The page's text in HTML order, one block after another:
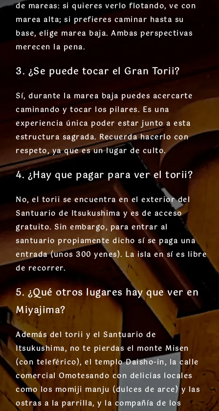
de mareas: si quieres verlo flotando, ve con
marea alta; si prefieres caminar hasta su
base, elige marea baja. Ambas perspectivas
merecen la pena.
3. ¿Se puede tocar el Gran Torii?
Sí, durante la marea baja puedes acercarte
caminando y tocar los pilares. Es una
experiencia única poder estar junto a esta
estructura sagrada. Recuerda hacerlo con
respeto, ya que es un lugar de culto.
4. ¿Hay que pagar para ver el torii?
No, el torii se encuentra en el exterior del
Santuario de Itsukushima y es de acceso
gratuito. Sin embargo, para entrar al
santuario propiamente dicho sí se paga una
entrada (unos 300 yenes). La isla en sí es libre
de recorrer.
5. ¿Qué otros lugares hay que ver en
Miyajima?
Además del torii y el Santuario de
Itsukushima, no te pierdas el monte Misen
(con teleférico), el templo Daisho-in, la calle
comercial Omotesando con delicias locales
como los momiji manju (dulces de arce) y las
ostras a la parrilla, y la compañía de los